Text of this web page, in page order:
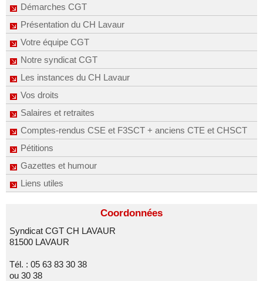
Démarches CGT
Présentation du CH Lavaur
Votre équipe CGT
Notre syndicat CGT
Les instances du CH Lavaur
Vos droits
Salaires et retraites
Comptes-rendus CSE et F3SCT + anciens CTE et CHSCT
Pétitions
Gazettes et humour
Liens utiles
Coordonnées
Syndicat CGT CH LAVAUR
81500 LAVAUR
Tél. : 05 63 83 30 38
ou 30 38